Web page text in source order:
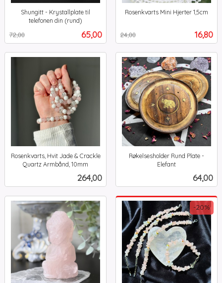
Shungitt - Krystallplate til
telefonen din (rund)
Tilbud
65,00
72,00
mva.
Rosenkvarts Mini Hjerter 1,5cm
Tilbud
16,80
24,00
Rosenkvarts, Hvit Jade & Crackle
Quartz Armbånd, 10mm
Pris
264,00
Røkelsesholder Rund Plate -
Elefant
Pris
64,00
-20%